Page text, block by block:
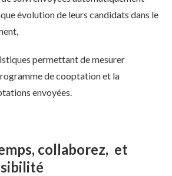
évolution de leurs candidats dans le
permettant de mesurer
de cooptation et la
envoyées.
collaborez, et